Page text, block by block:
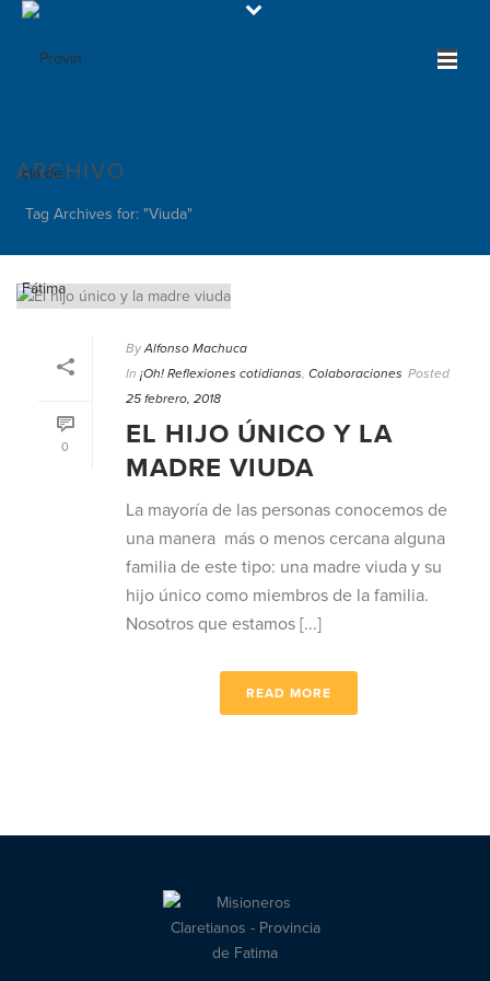
ARCHIVO
Tag Archives for: "Viuda"
0
By Alfonso Machuca
In ¡Oh! Reflexiones cotidianas, Colaboraciones Posted
25 febrero, 2018
EL HIJO ÚNICO Y LA
MADRE VIUDA
La mayoría de las personas conocemos de
una manera más o menos cercana alguna
familia de este tipo: una madre viuda y su
hijo único como miembros de la familia.
Nosotros que estamos [...]
READ MORE